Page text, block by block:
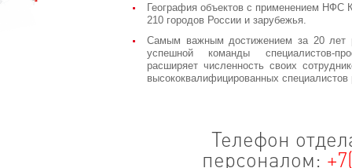
География объектов с применением НФС
210 городов России и зарубежья.
Самым важным достижением за 20 лет
успешной команды специалистов-
расширяет численность своих
высококвалифицированных
Телефон
персоналом: